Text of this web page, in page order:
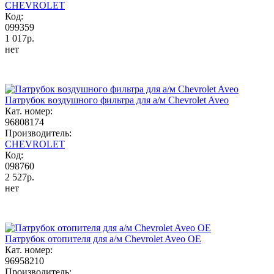
CHEVROLET
Код:
099359
1 017р.
нет
Патрубок воздушного фильтра для а/м Chevrolet Aveo
Кат. номер:
96808174
Производитель:
CHEVROLET
Код:
098760
2 527р.
нет
Патрубок отопителя для а/м Chevrolet Aveo OE
Кат. номер:
96958210
Производитель: